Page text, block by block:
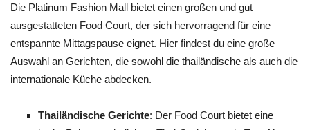
Die Platinum Fashion Mall bietet einen großen und gut
ausgestatteten Food Court, der sich hervorragend für eine
entspannte Mittagspause eignet. Hier findest du eine große
Auswahl an Gerichten, die sowohl die thailändische als auch die
internationale Küche abdecken.
Thailändische Gerichte: Der Food Court bietet eine